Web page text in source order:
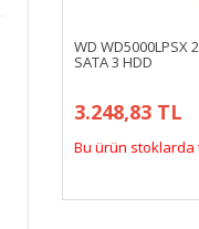
WD WD5000LPSX
SATA 3 HDD
3.248,83 TL
Bu ürün stoklarda